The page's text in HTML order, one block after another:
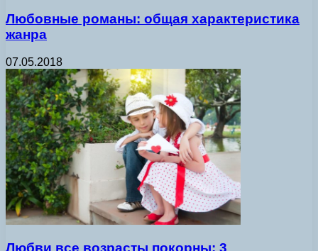
Любовные романы: общая характеристика
жанра
07.05.2018